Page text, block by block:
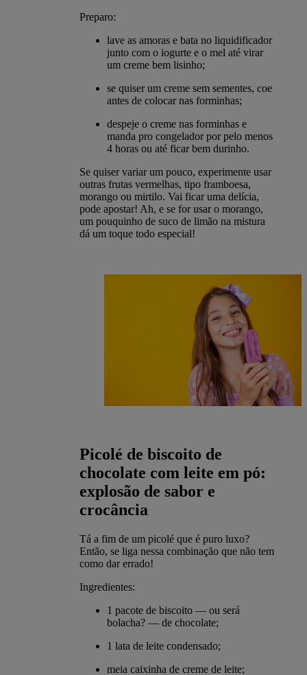
Preparo:
lave as amoras e bata no liquidificador
junto com o iogurte e o mel até virar
um creme bem lisinho;
se quiser um creme sem sementes, coe
antes de colocar nas forminhas;
despeje o creme nas forminhas e
manda pro congelador por pelo menos
4 horas ou até ficar bem durinho.
Se quiser variar um pouco, experimente usar
outras frutas vermelhas, tipo framboesa,
morango ou mirtilo. Vai ficar uma delícia,
pode apostar! Ah, e se for usar o morango,
um pouquinho de suco de limão na mistura
dá um toque todo especial!
Picolé de biscoito de
chocolate com leite em pó:
explosão de sabor e
crocância
Tá a fim de um picolé que é puro luxo?
Então, se liga nessa combinação que não tem
como dar errado!
Ingredientes:
1 pacote de biscoito — ou será
bolacha? — de chocolate;
1 lata de leite condensado;
meia caixinha de creme de leite;